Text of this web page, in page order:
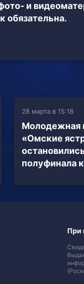
и
обязательна.
28 марта в 15:18
Молодежная
«Омские
полуфинала
При